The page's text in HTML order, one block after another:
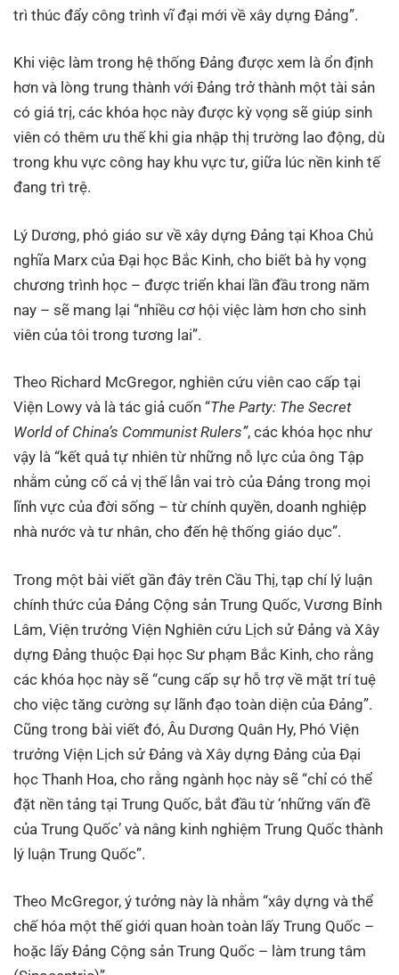
trì thúc đẩy công trình vĩ đại mới về xây dựng Đảng”.
Khi việc làm trong hệ thống Đảng được xem là ổn định
hơn và lòng trung thành với Đảng trở thành một tài sản
có giá trị, các khóa học này được kỳ vọng sẽ giúp sinh
viên có thêm ưu thế khi gia nhập thị trường lao động, dù
trong khu vực công hay khu vực tư, giữa lúc nền kinh tế
đang trì trệ.
Lý Dương, phó giáo sư về xây dựng Đảng tại Khoa Chủ
nghĩa Marx của Đại học Bắc Kinh, cho biết bà hy vọng
chương trình học – được triển khai lần đầu trong năm
nay – sẽ mang lại “nhiều cơ hội việc làm hơn cho sinh
viên của tôi trong tương lai”.
Theo Richard McGregor, nghiên cứu viên cao cấp tại
Viện Lowy và là tác giả cuốn “The Party: The Secret
World of China’s Communist Rulers”, các khóa học như
vậy là “kết quả tự nhiên từ những nỗ lực của ông Tập
nhằm củng cố cả vị thế lẫn vai trò của Đảng trong mọi
lĩnh vực của đời sống – từ chính quyền, doanh nghiệp
nhà nước và tư nhân, cho đến hệ thống giáo dục”.
Trong một bài viết gần đây trên Cầu Thị, tạp chí lý luận
chính thức của Đảng Cộng sản Trung Quốc, Vương Bỉnh
Lâm, Viện trưởng Viện Nghiên cứu Lịch sử Đảng và Xây
dựng Đảng thuộc Đại học Sư phạm Bắc Kinh, cho rằng
các khóa học này sẽ “cung cấp sự hỗ trợ về mặt trí tuệ
cho việc tăng cường sự lãnh đạo toàn diện của Đảng”.
Cũng trong bài viết đó, Âu Dương Quân Hy, Phó Viện
trưởng Viện Lịch sử Đảng và Xây dựng Đảng của Đại
học Thanh Hoa, cho rằng ngành học này sẽ “chỉ có thể
đặt nền tảng tại Trung Quốc, bắt đầu từ ‘những vấn đề
của Trung Quốc’ và nâng kinh nghiệm Trung Quốc thành
lý luận Trung Quốc”.
Theo McGregor, ý tưởng này là nhằm “xây dựng và thể
chế hóa một thế giới quan hoàn toàn lấy Trung Quốc –
hoặc lấy Đảng Cộng sản Trung Quốc – làm trung tâm